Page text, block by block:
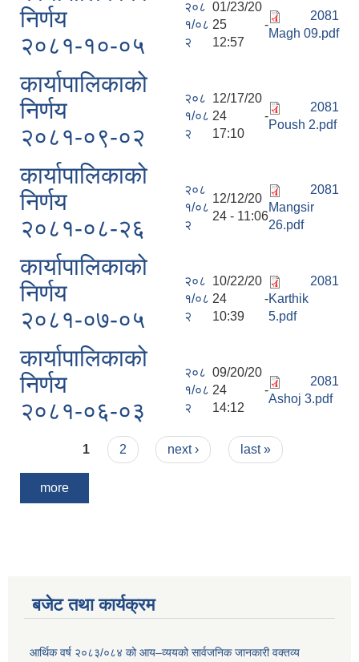
निर्णय
२०८१-१०-०५
२०८
१/०८
२
01/23/20
25 -
12:57
2081
Magh 09.pdf
कार्यापालिकाको
निर्णय
२०८१-०९-०२
२०८
१/०८
२
12/17/20
24 -
17:10
2081
Poush 2.pdf
कार्यापालिकाको
निर्णय
२०८१-०८-२६
२०८
१/०८
२
12/12/20
24 - 11:06
2081
Mangsir
26.pdf
कार्यापालिकाको
निर्णय
२०८१-०७-०५
२०८
१/०८
२
10/22/20
24 -
10:39
2081
Karthik
5.pdf
कार्यापालिकाको
निर्णय
२०८१-०६-०३
२०८
१/०८
२
09/20/20
24 -
14:12
2081
Ashoj 3.pdf
Pages
1 2 next › last »
more
बजेट तथा कार्यक्रम
आर्थिक वर्ष २०८३/०८४ को आय–व्ययको सार्वजनिक जानकारी वक्तव्य